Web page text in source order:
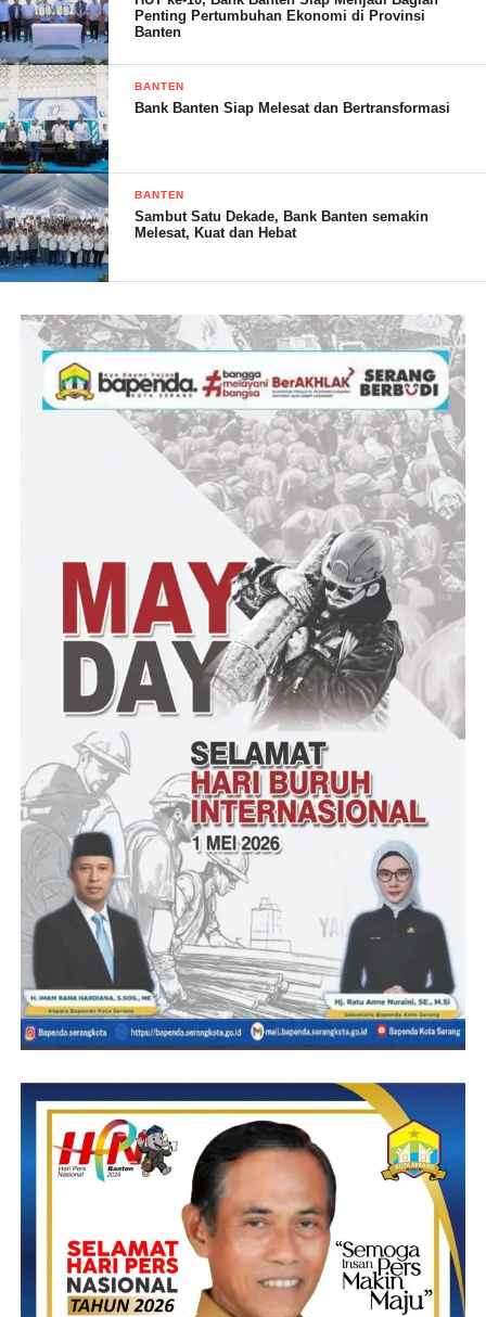
Hendri menambahkan, prestasi yang didapat dari kejuaraan ini,
merupakan hasil dari kerja keras, ketekunan para atlet dalam
berlatih, dan dukungan orangtua siswa. Dia berharap capaian
tersebut bisa terus dipertahankan dan bisa memotivasi atlet
lainnya meraih prestasi.
Sementara itu kepala sekolah SMPN3 Maja Drs.Sumadi
Mengucapkan terimakasih kepada siswa siswi yang juara dan
mengharumkan nama sekolah juga kabupaten Lebak dan kepada
orang tua siswa yang mendukung,pelatih juga dewan guru yang
sudah mengorbankan tenaga pikiran
(ND-RG)
Post Views:
Penting Pertumbuhan Ekonomi di Provinsi
Banten
BANTEN
Bank Banten Siap Melesat dan Bertransformasi
BANTEN
Sambut Satu Dekade, Bank Banten semakin
Melesat, Kuat dan Hebat